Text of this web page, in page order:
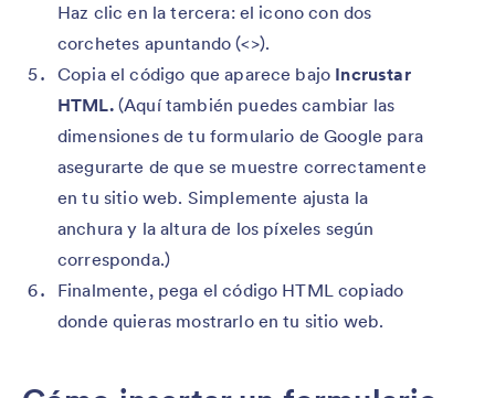
Haz clic en la tercera: el icono con dos
corchetes apuntando (<>).
Copia el código que aparece bajo Incrustar
HTML.(Aquí también puedes cambiar las
dimensiones de tu formulario de Google para
asegurarte de que se muestre correctamente
en tu sitio web. Simplemente ajusta la
anchura y la altura de los píxeles según
corresponda.)
Finalmente, pega el código HTML copiado
donde quieras mostrarlo en tu sitio web.